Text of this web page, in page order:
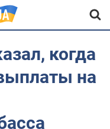
когда
на